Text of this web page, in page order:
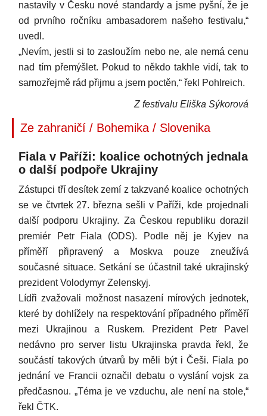
nastavily v Česku nové standardy a jsme pyšní, že je
od prvního ročníku ambasadorem našeho festivalu,“
uvedl.
„Nevím, jestli si to zasloužím nebo ne, ale nemá cenu
nad tím přemýšlet. Pokud to někdo takhle vidí, tak to
samozřejmě rád přijmu a jsem poctěn,“ řekl Pohlreich.
Z festivalu Eliška Sýkorová
Ze zahraničí / Bohemika / Slovenika
Fiala v Paříži: koalice ochotných jednala
o další podpoře Ukrajiny
Zástupci tří desítek zemí z takzvané koalice ochotných
se ve čtvrtek 27. března sešli v Paříži, kde projednali
další podporu Ukrajiny. Za Českou republiku dorazil
premiér Petr Fiala (ODS). Podle něj je Kyjev na
příměří připravený a Moskva pouze zneužívá
současné situace. Setkání se účastnil také ukrajinský
prezident Volodymyr Zelenskyj.
Lídři zvažovali možnost nasazení mírových jednotek,
které by dohlížely na respektování případného příměří
mezi Ukrajinou a Ruskem. Prezident Petr Pavel
nedávno pro server listu Ukrajinska pravda řekl, že
součástí takových útvarů by měli být i Češi. Fiala po
jednání ve Francii označil debatu o vyslání vojsk za
předčasnou. „Téma je ve vzduchu, ale není na stole,“
řekl ČTK.